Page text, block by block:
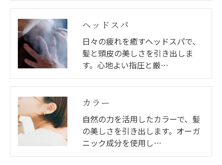
ヘッドスパ
日々の疲れを癒すヘッドスパで、
髪と頭皮の美しさを引き出しま
す。心地よい指圧と厳…
カラー
自然の力を活用したカラーで、髪
の美しさを引き出します。オーガ
ニック成分を使用し…